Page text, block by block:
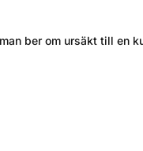
ber om ursäkt till en